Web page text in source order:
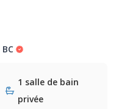
BC
1 salle de bain
privée